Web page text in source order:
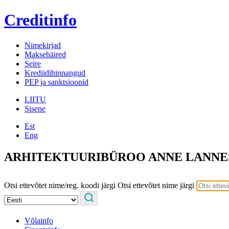
Creditinfo
Nimekirjad
Maksehäired
Seire
Krediidihinnangud
PEP ja sanktsioonid
LIITU
Sisene
Est
Eng
ARHITEKTUURIBÜROO ANNE
Otsi ettevõtet nime/reg. koodi järgi Otsi ettevõtet nime järgi
Võlainfo